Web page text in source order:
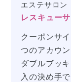
エステサロン
レスキュー
クーポンサ
つのアカウ
ダブルブッ
入の決め手で